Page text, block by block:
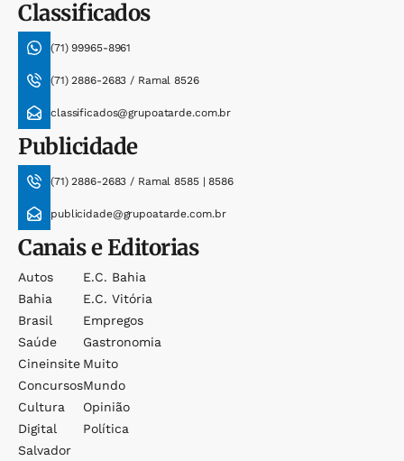
Classificados
(71) 99965-8961
(71) 2886-2683 / Ramal 8526
classificados@grupoatarde.com.br
Publicidade
(71) 2886-2683 / Ramal 8585 | 8586
publicidade@grupoatarde.com.br
Canais e Editorias
Autos
Bahia
Brasil
Saúde
Cineinsite
Concursos
Cultura
Digital
Salvador
E.c. Bahia
E.c. Vitória
Empregos
Gastronomia
Muito
Mundo
Opinião
Política